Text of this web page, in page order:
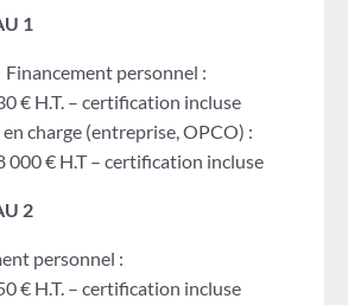
1
Financement personnel :
€ H.T. – certification incluse
en charge (entreprise, OPCO) :
000 € H.T – certification incluse
2
personnel :
€ H.T. – certification incluse